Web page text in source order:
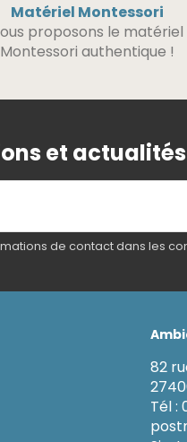
Matériel Montessori
proposons le matériel
Montessori authentique !
et actualités
de contact dans les
82
Tél :